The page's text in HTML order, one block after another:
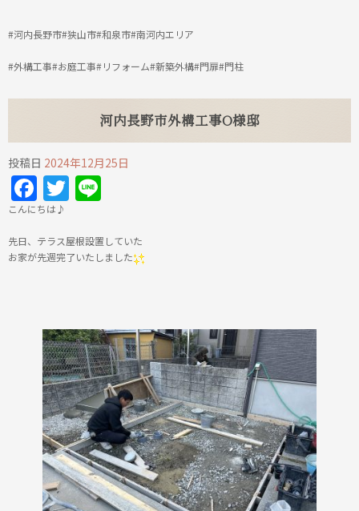
#河内長野市#狭山市#和泉市#南河内エリア
#外構工事#お庭工事#リフォーム#新築外構#門扉#門柱
河内長野市外構工事O様邸
投稿日 2024年12月25日
Facebook
Twitter
こんにちは♪
先日、テラス屋根設置していた
お家が先週完了いたしました